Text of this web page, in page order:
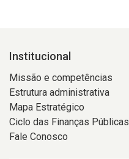
Institucional
Missão e competências
Estrutura administrativa
Mapa Estratégico
Ciclo das Finanças Públicas
Fale Conosco